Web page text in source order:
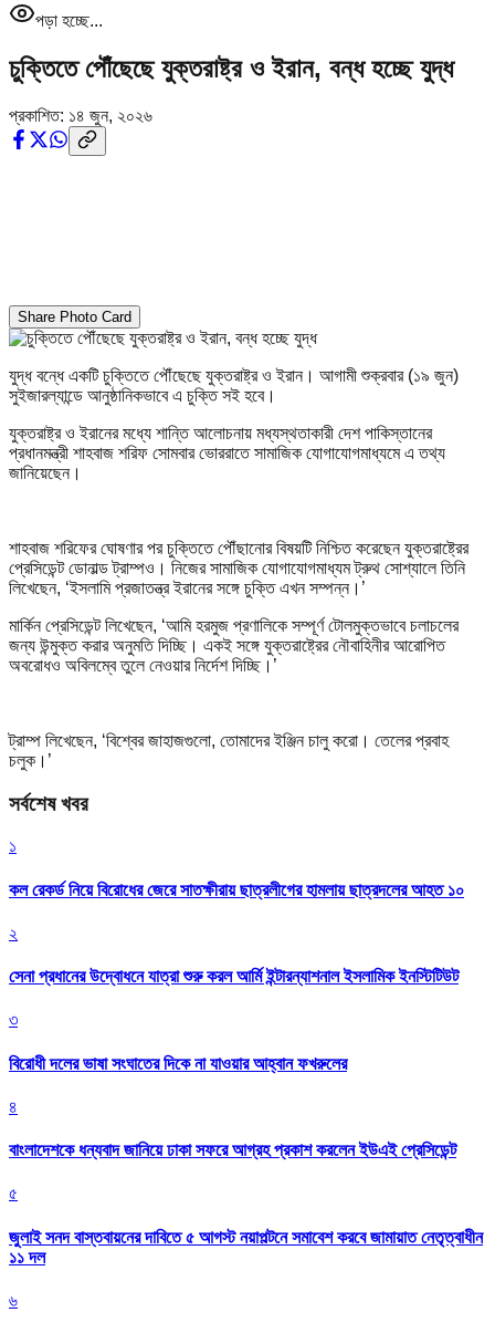
পড়া হচ্ছে...
চুক্তিতে পৌঁছেছে যুক্তরাষ্ট্র ও ইরান, বন্ধ হচ্ছে যুদ্ধ
প্রকাশিত: ১৪ জুন, ২০২৬
Share Photo Card
যুদ্ধ বন্ধে একটি চুক্তিতে পৌঁছেছে যুক্তরাষ্ট্র ও ইরান। আগামী শুক্রবার (১৯ জুন)
সুইজারল্যান্ডে আনুষ্ঠানিকভাবে এ চুক্তি সই হবে।
যুক্তরাষ্ট্র ও ইরানের মধ্যে শান্তি আলোচনায় মধ্যস্থতাকারী দেশ পাকিস্তানের
প্রধানমন্ত্রী শাহবাজ শরিফ সোমবার ভোররাতে সামাজিক যোগাযোগমাধ্যমে এ তথ্য
জানিয়েছেন।
শাহবাজ শরিফের ঘোষণার পর চুক্তিতে পৌঁছানোর বিষয়টি নিশ্চিত করেছেন যুক্তরাষ্ট্রের
প্রেসিডেন্ট ডোনাল্ড ট্রাম্পও। নিজের সামাজিক যোগাযোগমাধ্যম ট্রুথ সোশ্যালে তিনি
লিখেছেন, ‘ইসলামি প্রজাতন্ত্র ইরানের সঙ্গে চুক্তি এখন সম্পন্ন।’
মার্কিন প্রেসিডেন্ট লিখেছেন, ‘আমি হরমুজ প্রণালিকে সম্পূর্ণ টোলমুক্তভাবে চলাচলের
জন্য উন্মুক্ত করার অনুমতি দিচ্ছি। একই সঙ্গে যুক্তরাষ্ট্রের নৌবাহিনীর আরোপিত
অবরোধও অবিলম্বে তুলে নেওয়ার নির্দেশ দিচ্ছি।’
ট্রাম্প লিখেছেন, ‘বিশ্বের জাহাজগুলো, তোমাদের ইঞ্জিন চালু করো। তেলের প্রবাহ
চলুক।’
সর্বশেষ খবর
১
কল রেকর্ড নিয়ে বিরোধের জেরে সাতক্ষীরায় ছাত্রলীগের হামলায় ছাত্রদলের আহত ১০
২
সেনা প্রধানের উদ্বোধনে যাত্রা শুরু করল আর্মি ইন্টারন্যাশনাল ইসলামিক ইনস্টিটিউট
৩
বিরোধী দলের ভাষা সংঘাতের দিকে না যাওয়ার আহ্বান ফখরুলের
৪
বাংলাদেশকে ধন্যবাদ জানিয়ে ঢাকা সফরে আগ্রহ প্রকাশ করলেন ইউএই প্রেসিডেন্ট
৫
জুলাই সনদ বাস্তবায়নের দাবিতে ৫ আগস্ট নয়াপল্টনে সমাবেশ করবে জামায়াত নেতৃত্বাধীন
১১ দল
৬